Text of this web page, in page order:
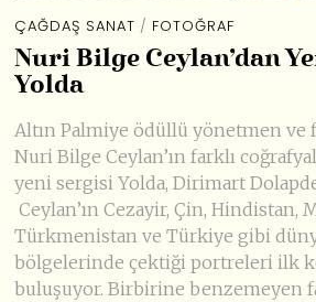
ÇAĞDAŞ SANAT / FOTOĞRAF
Nuri Bilge Ceylan’dan
Yolda
Altın Palmiye ödüllü yönetmen ve
Nuri Bilge Ceylan’ın farklı
yeni sergisi Yolda, Dirimart
Ceylan’ın Cezayir, Çin, Hindistan,
Türkmenistan ve Türkiye gibi
bölgelerinde çektiği portreleri ilk
buluşuyor. Birbirine benzemeyen